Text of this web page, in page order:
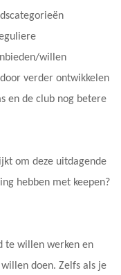
willen
verder ontwikkelen
en de club nog betere
om deze uitdagende
hebben met keepen?
te willen werken en
doen. Zelfs als je